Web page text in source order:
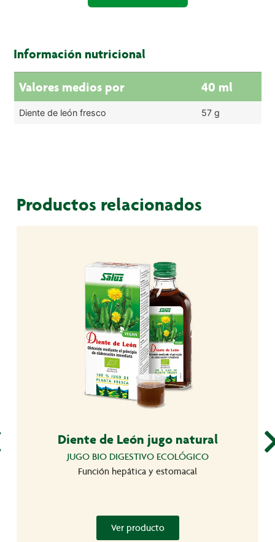
Información nutricional
Valores medios por 40 ml
Diente de león fresco 57 g
Productos relacionados
Diente de León jugo natural
JUGO BIO DIGESTIVO ECOLÓGICO
Función hepática y estomacal
Ver producto